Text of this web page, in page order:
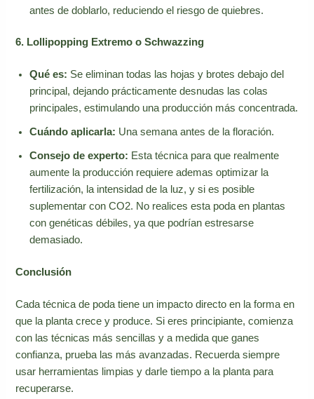
antes de doblarlo, reduciendo el riesgo de quiebres.
6. Lollipopping Extremo o Schwazzing
Qué es: Se eliminan todas las hojas y brotes debajo del
principal, dejando prácticamente desnudas las colas
principales, estimulando una producción más concentrada.
Cuándo aplicarla: Una semana antes de la floración.
Consejo de experto: Esta técnica para que realmente
aumente la producción requiere ademas optimizar la
fertilización, la intensidad de la luz, y si es posible
suplementar con CO2. No realices esta poda en plantas
con genéticas débiles, ya que podrían estresarse
demasiado.
Conclusión
Cada técnica de poda tiene un impacto directo en la forma en
que la planta crece y produce. Si eres principiante, comienza
con las técnicas más sencillas y a medida que ganes
confianza, prueba las más avanzadas. Recuerda siempre
usar herramientas limpias y darle tiempo a la planta para
recuperarse.